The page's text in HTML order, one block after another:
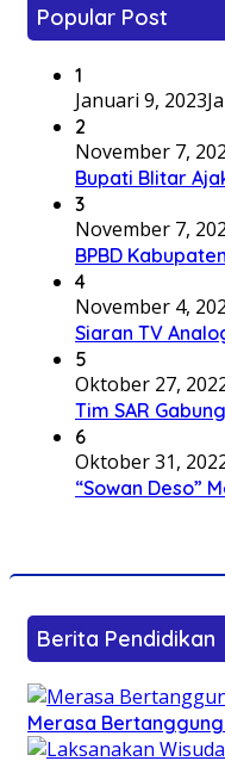
Popular Post
1
Januari 9, 2023
2
November 7,
Bupati Blitar
3
November 7,
BPBD
4
November 4,
Siaran TV
5
Oktober 27,
Tim SAR
6
Oktober 31,
“Sowan Deso”
Berita Pendidikan
Merasa